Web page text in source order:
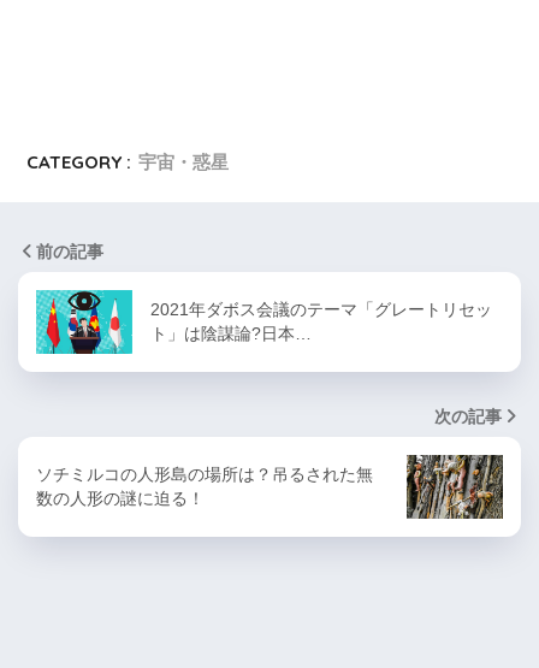
CATEGORY : 宇宙・惑星
前の記事
2021年ダボス会議のテーマ「グレートリセッ
ト」は陰謀論?日本…
次の記事
ソチミルコの人形島の場所は？吊るされた無
数の人形の謎に迫る！